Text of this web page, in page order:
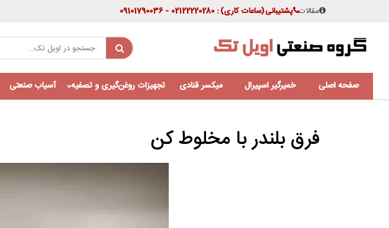
مقالات پشتیبانی(ساعات کاری): 02122220280 - 09101790036
صفحه اصلی خمیرگیر اسپیرال میکسر قنادی تجهیزات روغن‌گیری و تصفیه آسیاب صنعتی
فرق بلندر با مخلوط کن